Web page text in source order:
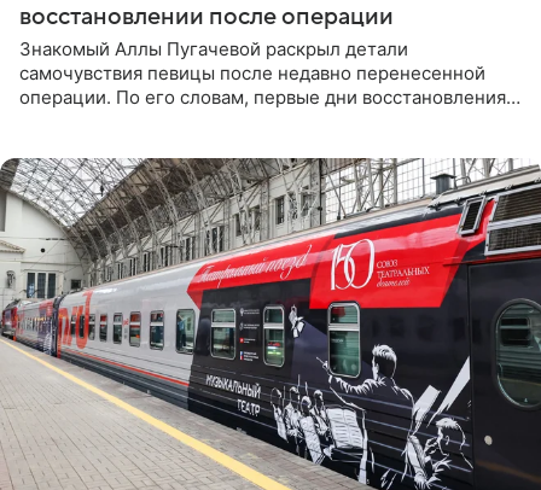
восстановлении после операции
Знакомый Аллы Пугачевой раскрыл детали
самочувствия певицы после недавно перенесенной
операции. По его словам, первые дни восстановления